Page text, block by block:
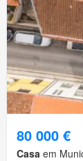
80 000 €
Casa em